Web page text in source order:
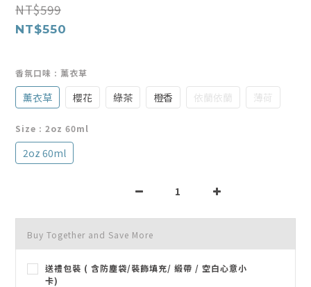
NT$599
NT$550
香氛口味 : 薰衣草
薰衣草 櫻花 綠茶 橙香 依蘭依蘭 薄荷
Size : 2oz 60ml
2oz 60ml
Buy Together and Save More
送禮包裝 ( 含防塵袋/裝飾填充/ 緞帶 / 空白心意小
卡)